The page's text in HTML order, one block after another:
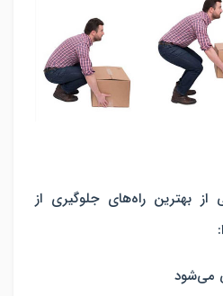
بهترین راه‌های جلوگیری از
می‌شود